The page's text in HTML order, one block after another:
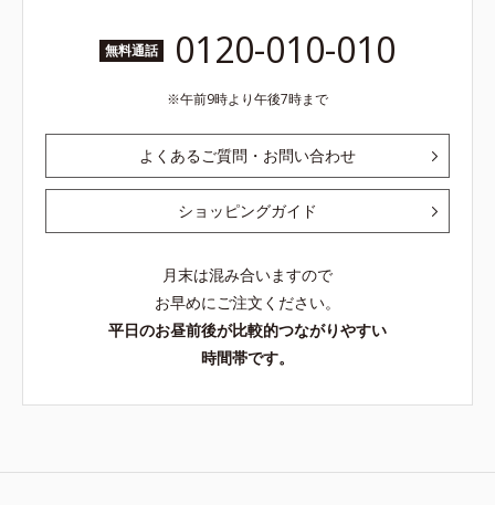
無料通話 0120-010-010
午前9時より午後7時まで
よくあるご質問・お問い合わせ
ショッピングガイド
月末は混み合いますので
お早めにご注文ください。
平日のお昼前後が比較的つながりやすい
時間帯です。